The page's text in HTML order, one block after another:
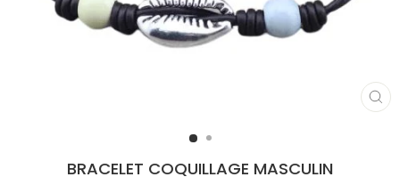
BRACELET COQUILLAGE MASCULIN